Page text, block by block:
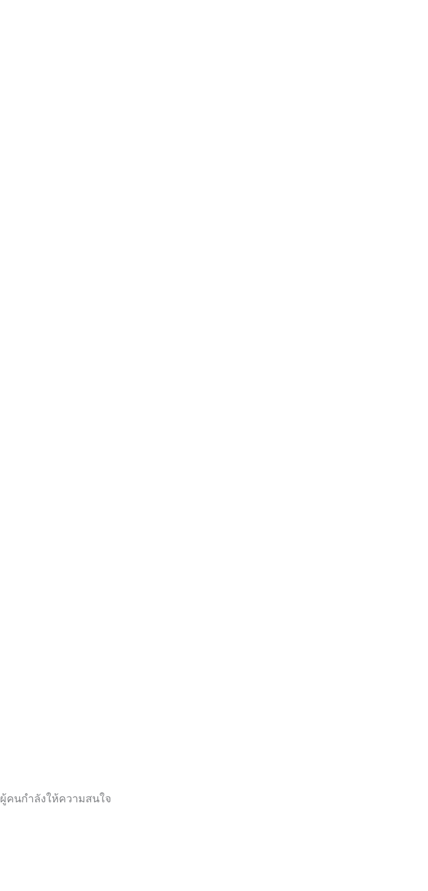
ผู้คนกำลังให้ความสนใจ